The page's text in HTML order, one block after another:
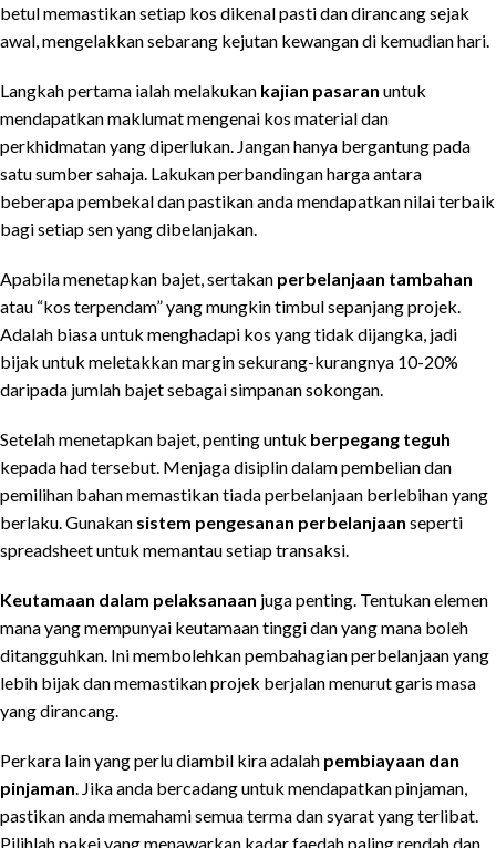
betul memastikan setiap kos dikenal pasti dan dirancang sejak
awal, mengelakkan sebarang kejutan kewangan di kemudian hari.
Langkah pertama ialah melakukan kajian pasaran untuk
mendapatkan maklumat mengenai kos material dan
perkhidmatan yang diperlukan. Jangan hanya bergantung pada
satu sumber sahaja. Lakukan perbandingan harga antara
beberapa pembekal dan pastikan anda mendapatkan nilai terbaik
bagi setiap sen yang dibelanjakan.
Apabila menetapkan bajet, sertakan perbelanjaan tambahan
atau “kos terpendam” yang mungkin timbul sepanjang projek.
Adalah biasa untuk menghadapi kos yang tidak dijangka, jadi
bijak untuk meletakkan margin sekurang-kurangnya 10-20%
daripada jumlah bajet sebagai simpanan sokongan.
Setelah menetapkan bajet, penting untuk berpegang teguh
kepada had tersebut. Menjaga disiplin dalam pembelian dan
pemilihan bahan memastikan tiada perbelanjaan berlebihan yang
berlaku. Gunakan sistem pengesanan perbelanjaan seperti
spreadsheet untuk memantau setiap transaksi.
Keutamaan dalam pelaksanaan juga penting. Tentukan elemen
mana yang mempunyai keutamaan tinggi dan yang mana boleh
ditangguhkan. Ini membolehkan pembahagian perbelanjaan yang
lebih bijak dan memastikan projek berjalan menurut garis masa
yang dirancang.
Perkara lain yang perlu diambil kira adalah pembiayaan dan
pinjaman . Jika anda bercadang untuk mendapatkan pinjaman,
pastikan anda memahami semua terma dan syarat yang terlibat.
Pilihlah pakej yang menawarkan kadar faedah paling rendah dan